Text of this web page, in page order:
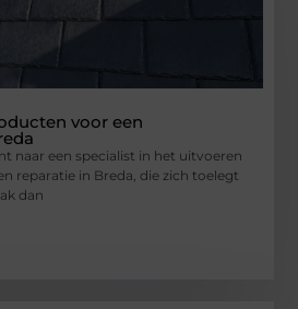
voor een
naar een specialist in het uitvoeren
reparatie in Breda, die zich toelegt
dan